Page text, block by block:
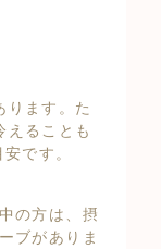
ります。た
えることも
です。
の方は、摂
ブがありま